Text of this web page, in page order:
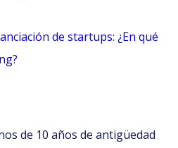
de startups: ¿En qué
de 10 años de antigüedad